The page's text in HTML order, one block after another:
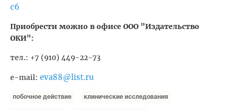
c6
Приобрести можно в офисе ООО "Издательство
ОКИ":
тел.: +7 (910) 449-22-73
e-mail: eva88@list.ru
побочное действие клинические исследования